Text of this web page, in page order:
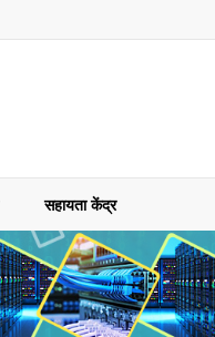
सहायता केंद्र